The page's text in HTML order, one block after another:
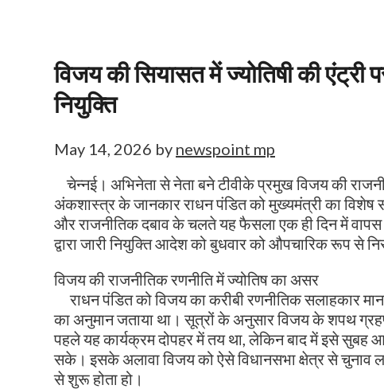
विजय की सियासत में ज्योतिषी की
नियुक्ति
May 14, 2026 by newspoint mp
चेन्नई। अभिनेता से नेता बने टीवीके प्रमुख विजय की
अंकशास्त्र के जानकार राधन पंडित को मुख्यमंत्री का विशेष
और राजनीतिक दबाव के चलते यह फैसला एक ही दिन में वापस
द्वारा जारी नियुक्ति आदेश को बुधवार को औपचारिक रूप से
विजय की राजनीतिक रणनीति में ज्योतिष का असर
राधन पंडित को विजय का करीबी रणनीतिक सलाहकार
का अनुमान जताया था। सूत्रों के अनुसार विजय के शपथ
पहले यह कार्यक्रम दोपहर में तय था, लेकिन बाद में इसे सुबह
सके। इसके अलावा विजय को ऐसे विधानसभा क्षेत्र से चुनाव
से शुरू होता हो।